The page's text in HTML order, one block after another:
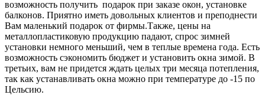
возможность получить подарок при заказе окон, установке
балконов. Приятно иметь довольных клиентов и преподнести
Вам маленький подарок от фирмы.Также, цены на
металлопластиковую продукцию падают, спрос зимней
установки немного меньший, чем в теплые времена года. Есть
возможность сэкономить бюджет и установить окна зимой. В
третьих, вам не придется ждать целых три месяца потепления,
так как устанавливать окна можно при температуре до -15 по
Цельсию.